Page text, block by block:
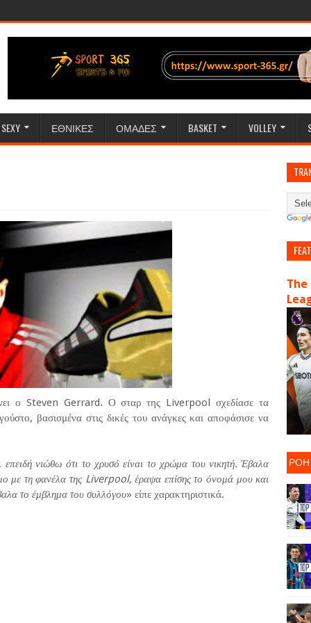
SEXY ΕΘΝΙΚΕΣ ΟΜΑΔΕΣ BASKET VOLLEY
ο Steven Gerrard. Ο σταρ της Liverpool σχεδίασε τα
βασισμένα στις δικές του ανάγκες και αποφάσισε να
νιώθω ότι το χρυσό είναι το χρώμα του νικητή. Έβαλα
με τη φανέλα της Liverpool, έραψα επίσης το όνομά μου και
το έμβλημα του συλλόγου» είπε χαρακτηριστικά.
The
ΡΟΗ